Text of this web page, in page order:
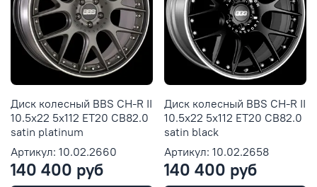
Диск колесный BBS CH-R II
10.5x22 5x112 ET20 CB82.0
satin platinum
Артикул: 10.02.2660
140 400 руб
Диск колесный BBS CH-R II
10.5x22 5x112 ET20 CB82.0
satin black
Артикул: 10.02.2658
140 400 руб